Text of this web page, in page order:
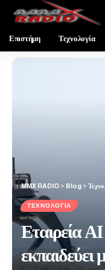
Επιστήμη Τεχνολογία
MMX RADIO > Blog >
ΤΕΧΝΟΛΟΓΊΑ
Εταιρεία ΑΙ
εκπαιδεύει